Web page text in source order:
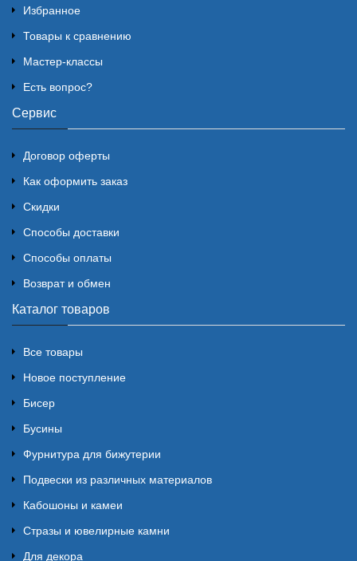
Избранное
Товары к сравнению
Мастер-классы
Есть вопрос?
Сервис
Договор оферты
Как оформить заказ
Скидки
Способы доставки
Способы оплаты
Возврат и обмен
Каталог товаров
Все товары
Новое поступление
Бисер
Бусины
Фурнитура для бижутерии
Подвески из различных материалов
Кабошоны и камеи
Стразы и ювелирные камни
Для декора